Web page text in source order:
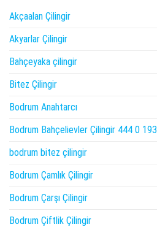
Akçaalan Çilingir
Akyarlar Çilingir
Bahçeyaka çilingir
Bitez Çilingir
Bodrum Anahtarcı
Bodrum Bahçelievler Çilingir 444 0 193
bodrum bitez çilingir
Bodrum Çamlık Çilingir
Bodrum Çarşı Çilingir
Bodrum Çiftlik Çilingir